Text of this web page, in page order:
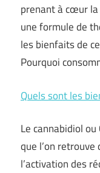
prenant à cœur
une formule de
les bienfaits de
Pourquoi
Quels sont les
Le cannabidiol
que l’on
l’activation des